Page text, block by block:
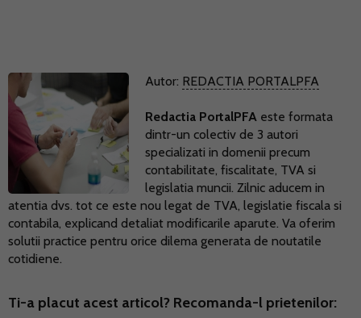
Autor: REDACTIA PORTALPFA
Redactia PortalPFA este formata
dintr-un colectiv de 3 autori
specializati in domenii precum
contabilitate, fiscalitate, TVA si
legislatia muncii. Zilnic aducem in
atentia dvs. tot ce este nou legat de TVA, legislatie fiscala si
contabila, explicand detaliat modificarile aparute. Va oferim
solutii practice pentru orice dilema generata de noutatile
cotidiene.
Ti-a placut acest articol? Recomanda-l prietenilor: